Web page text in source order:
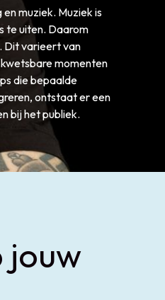
muziek. Muziek is
te uiten. Daarom
Dit varieert van
momenten
die bepaalde
ontstaat er een
bij het publiek.
jouw